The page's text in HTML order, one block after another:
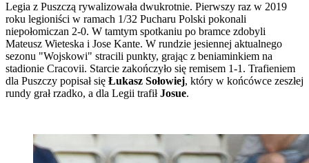
Legia z Puszczą rywalizowała dwukrotnie. Pierwszy raz w 2019
roku legioniści w ramach 1/32 Pucharu Polski pokonali
niepołomiczan 2-0. W tamtym spotkaniu po bramce zdobyli
Mateusz Wieteska i Jose Kante. W rundzie jesiennej aktualnego
sezonu "Wojskowi" stracili punkty, grając z beniaminkiem na
stadionie Cracovii. Starcie zakończyło się remisem 1-1. Trafieniem
dla Puszczy popisał się Łukasz Sołowiej, który w końcówce zeszłej
rundy grał rzadko, a dla Legii trafiłJosue.